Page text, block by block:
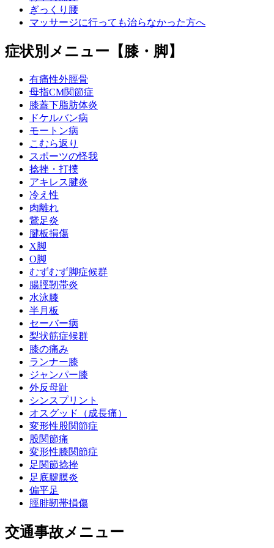
ぎっくり腰
マッサージに行っても治らなかった方へ
症状別メニュー【膝・脚】
有痛性外脛骨
母指CM関節症
膝蓋下脂肪体炎
ドケルバン病
モートン病
こむら返り
スポーツの怪我
捻挫・打撲
アキレス腱炎
冷え性
肉離れ
鵞足炎
腱板損傷
X脚
O脚
むずむず脚症候群
腸脛靭帯炎
水泳膝
半月板
セーバー病
梨状筋症候群
膝の痛み
ランナー膝
ジャンパー膝
外反母趾
シンスプリント
オスグッド（成長痛）
変形性股関節症
股関節痛
変形性膝関節症
足関節捻挫
足底腱膜炎
偏平足
脛腓靭帯損傷
交通事故メニュー